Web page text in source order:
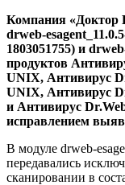
Компания «Доктор
drweb-
1803051755) и
продуктов
UNIX, Антивирус
UNIX, Антивирус
и Антивирус
исправлением
В модуле drweb-
передавались
сканировании в